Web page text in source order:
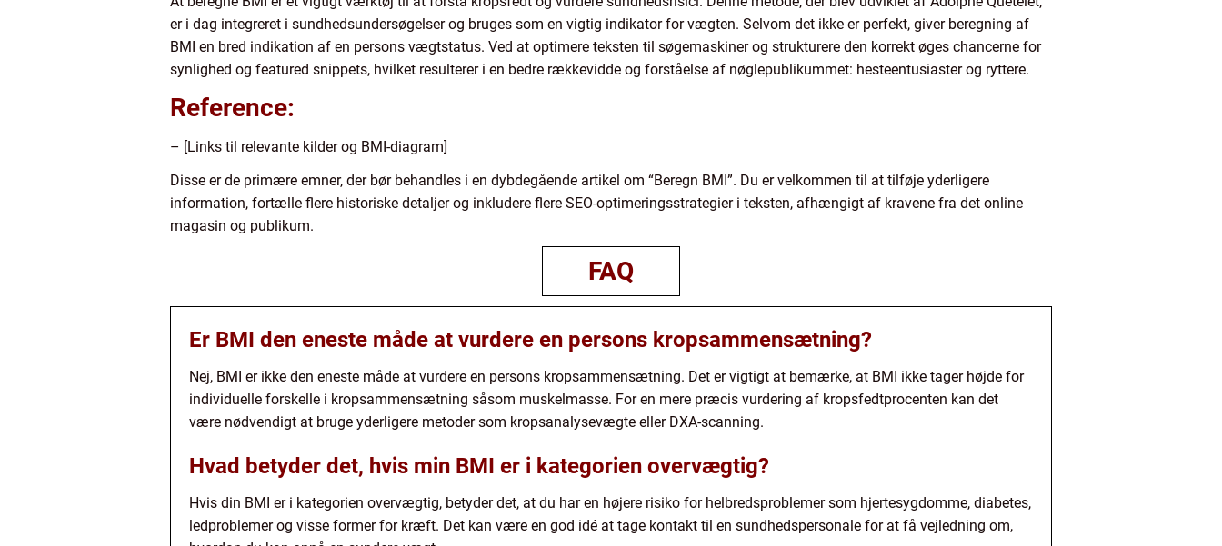
er i dag integreret i sundhedsundersøgelser og bruges som en vigtig indikator for vægten. Selvom det ikke er perfekt, giver beregning af
BMI en bred indikation af en persons vægtstatus. Ved at optimere teksten til søgemaskiner og strukturere den korrekt øges chancerne for
synlighed og featured snippets, hvilket resulterer i en bedre rækkevidde og forståelse af nøglepublikummet: hesteentusiaster og ryttere.
Reference:
– [Links til relevante kilder og BMI-diagram]
Disse er de primære emner, der bør behandles i en dybdegående artikel om “Beregn BMI”. Du er velkommen til at tilføje yderligere
information, fortælle flere historiske detaljer og inkludere flere SEO-optimeringsstrategier i teksten, afhængigt af kravene fra det online
magasin og publikum.
FAQ
Er BMI den eneste måde at vurdere en persons kropsammensætning?
Nej, BMI er ikke den eneste måde at vurdere en persons kropsammensætning. Det er vigtigt at bemærke, at BMI ikke tager højde for
individuelle forskelle i kropsammensætning såsom muskelmasse. For en mere præcis vurdering af kropsfedtprocenten kan det
være nødvendigt at bruge yderligere metoder som kropsanalysevægte eller DXA-scanning.
Hvad betyder det, hvis min BMI er i kategorien overvægtig?
Hvis din BMI er i kategorien overvægtig, betyder det, at du har en højere risiko for helbredsproblemer som hjertesygdomme, diabetes,
ledproblemer og visse former for kræft. Det kan være en god idé at tage kontakt til en sundhedspersonale for at få vejledning om,